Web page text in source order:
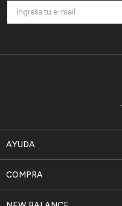
AYUDA
COMPRA